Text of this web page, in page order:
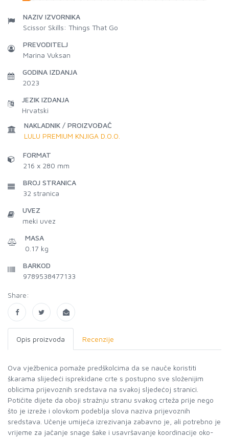
NAZIV IZVORNIKA
Scissor Skills: Things That Go
PREVODITELJ
Marina Vuksan
GODINA IZDANJA
2023
JEZIK IZDANJA
Hrvatski
NAKLADNIK / PROIZVOĐAČ
LULU PREMIUM KNJIGA D.O.O.
FORMAT
216 x 280 mm
BROJ STRANICA
32 stranica
UVEZ
meki uvez
MASA
0.17 kg
BARKOD
9789538477133
Share:
Opis proizvoda Recenzije
Ova vježbenica pomaže predškolcima da se nauče koristiti
škarama slijedeći isprekidane crte s postupno sve složenijim
oblicima prijevoznih sredstava na svakoj sljedećoj stranici.
Potičite dijete da oboji stražnju stranu svakog crteža prije nego
što je izreže i olovkom podeblja slova naziva prijevoznih
sredstava. Učenje umijeća izrezivanja zabavno je, ali potrebno je
vrijeme za jačanje snage šake i usavršavanje koordinacije oko-